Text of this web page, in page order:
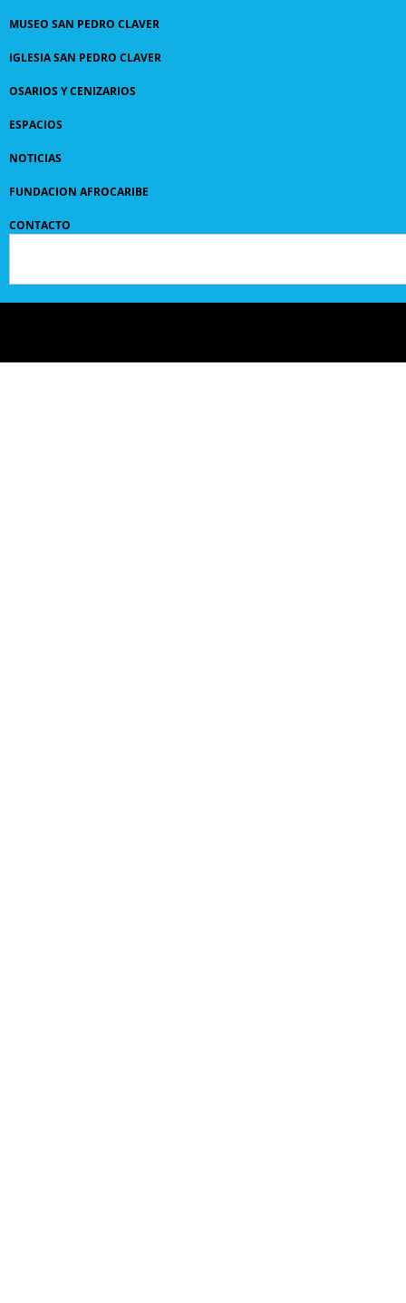
MUSEO SAN PEDRO CLAVER
IGLESIA SAN PEDRO CLAVER
OSARIOS Y CENIZARIOS
ESPACIOS
NOTICIAS
FUNDACION AFROCARIBE
CONTACTO